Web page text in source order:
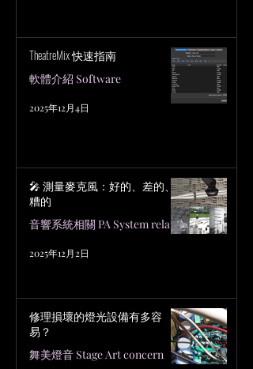
TheatreMix 快速指南
軟體介紹 Software
2025年12月4日
🎤 測量麥克風：好的、差的、
糟的
音響系統相關 PA System related
2025年12月2日
修理損壞的燈光設備有多容
易？
舞美燈音 Stage Art concern